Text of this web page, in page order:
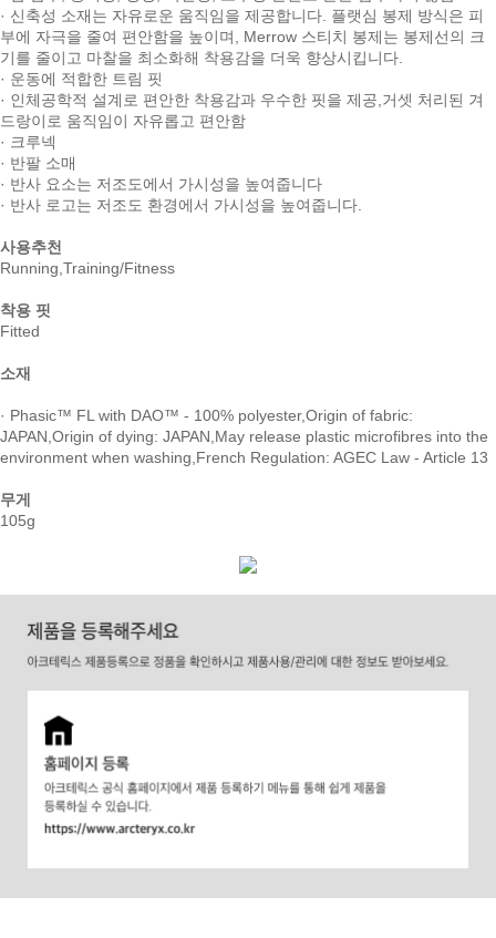
· 신축성 소재는 자유로운 움직임을 제공합니다. 플랫심 봉제 방식은 피
부에 자극을 줄여 편안함을 높이며, Merrow 스티치 봉제는 봉제선의 크
기를 줄이고 마찰을 최소화해 착용감을 더욱 향상시킵니다.
· 운동에 적합한 트림 핏
· 인체공학적 설계로 편안한 착용감과 우수한 핏을 제공,거셋 처리된 겨
드랑이로 움직임이 자유롭고 편안함
· 크루넥
· 반팔 소매
· 반사 요소는 저조도에서 가시성을 높여줍니다
· 반사 로고는 저조도 환경에서 가시성을 높여줍니다.
사용추천
Running,Training/Fitness
착용 핏
Fitted
소재
· Phasic™ FL with DAO™ - 100% polyester,Origin of fabric:
JAPAN,Origin of dying: JAPAN,May release plastic microfibres into the
environment when washing,French Regulation: AGEC Law - Article 13
무게
105g